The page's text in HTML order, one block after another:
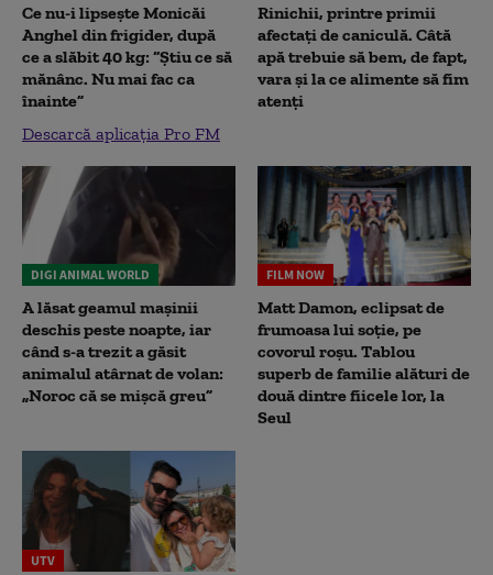
Ce nu-i lipsește Monicăi
Anghel din frigider, după
ce a slăbit 40 kg: “Știu ce să
mănânc. Nu mai fac ca
înainte”
Descarcă aplicația Pro FM
Rinichii, printre primii
afectați de caniculă. Câtă
apă trebuie să bem, de fapt,
vara și la ce alimente să fim
atenți
DIGI ANIMAL WORLD
A lăsat geamul mașinii
deschis peste noapte, iar
când s-a trezit a găsit
animalul atârnat de volan:
„Noroc că se mișcă greu”
FILM NOW
Matt Damon, eclipsat de
frumoasa lui soție, pe
covorul roșu. Tablou
superb de familie alături de
două dintre fiicele lor, la
Seul
UTV